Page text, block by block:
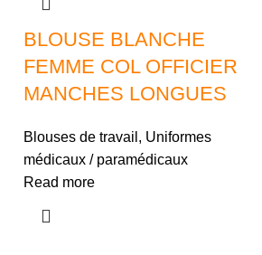
BLOUSE BLANCHE
FEMME COL OFFICIER
MANCHES LONGUES
Blouses de travail , Uniformes
médicaux / paramédicaux
Read more